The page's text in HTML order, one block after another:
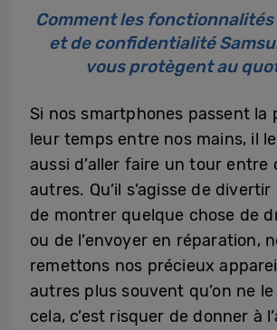
Comment les
et de confidentialité
vous protègent au
Si nos smartphones passent la
leur temps entre nos mains, il
aussi d’aller faire un tour entre
autres. Qu’il s’agisse de
de montrer quelque chose de
ou de l’envoyer en réparation,
remettons nos précieux
autres plus souvent qu’on ne
cela, c’est risquer de donner à